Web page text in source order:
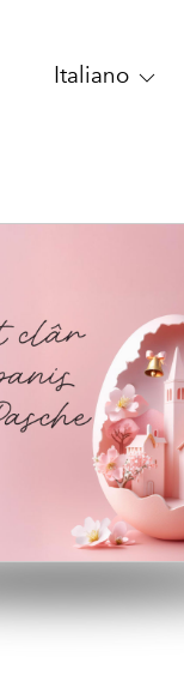
Italiano